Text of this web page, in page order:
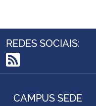
REDES SOCIAIS:
RSS
CAMPUS SEDE